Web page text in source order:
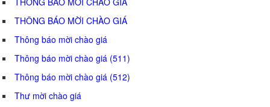
THÔNG BÁO MỜI CHÀO GIÁ
Thông báo mời chào giá
Thông báo mời chào giá (511)
Thông báo mời chào giá (512)
Thư mời chào giá